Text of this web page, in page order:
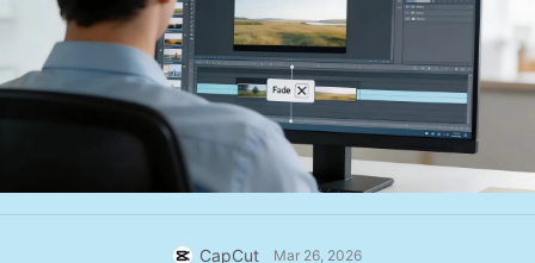
Text a zvuk
Automatické titulky
Marketing
Životní styl a vlogy
Vlastní design
Šablony pro odvětví
Šablony pro rekapitulace
Centrum důvěry
Centrum nápovědy
CapCut Mar 26, 2026